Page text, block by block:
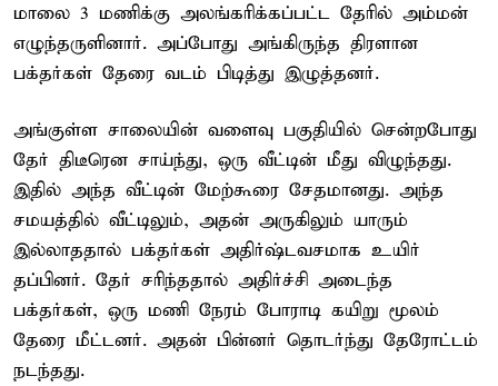
மாலை 3 மணிக்கு அலங்கரிக்கப்பட்ட தேரில் அம்மன்
எழுந்தருளினார். அப்போது அங்கிருந்த திரளான
பக்தர்கள் தேரை வடம் பிடித்து இழுத்தனர்.
அங்குள்ள சாலையின் வளைவு பகுதியில் சென்றபோது
தேர் திடீரென சாய்ந்து, ஒரு வீட்டின் மீது விழுந்தது.
இதில் அந்த வீட்டின் மேற்கூரை சேதமானது. அந்த
சமயத்தில் வீட்டிலும், அதன் அருகிலும் யாரும்
இல்லாததால் பக்தர்கள் அதிர்ஷ்டவசமாக உயிர்
தப்பினர். தேர் சரிந்ததால் அதிர்ச்சி அடைந்த
பக்தர்கள், ஒரு மணி நேரம் போராடி கயிறு மூலம்
தேரை மீட்டனர். அதன் பின்னர் தொடர்ந்து தேரோட்டம்
நடந்தது.